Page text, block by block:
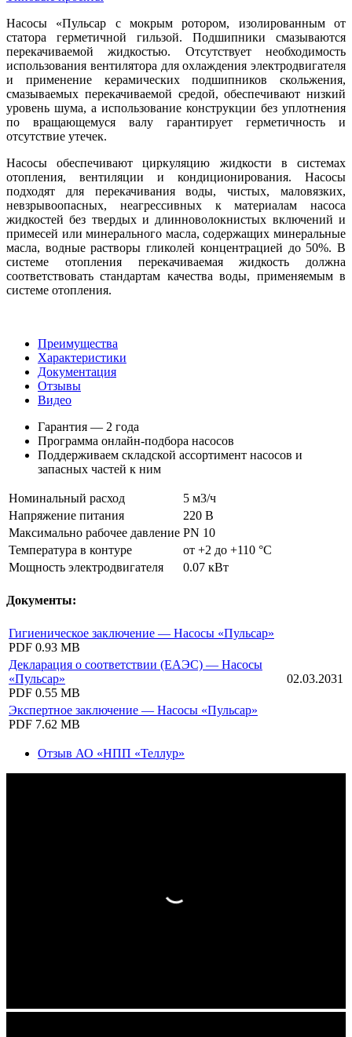
Насосы «Пульсар с мокрым ротором, изолированным от
статора герметичной гильзой. Подшипники смазываются
перекачиваемой жидкостью. Отсутствует необходимость
использования вентилятора для охлаждения электродвигателя
и применение керамических подшипников скольжения,
смазываемых перекачиваемой средой, обеспечивают низкий
уровень шума, а использование конструкции без уплотнения
по вращающемуся валу гарантирует герметичность и
отсутствие утечек.
Насосы обеспечивают циркуляцию жидкости в системах
отопления, вентиляции и кондиционирования. Насосы
подходят для перекачивания воды, чистых, маловязких,
невзрывоопасных, неагрессивных к материалам насоса
жидкостей без твердых и длинноволокнистых включений и
примесей или минерального масла, содержащих минеральные
масла, водные растворы гликолей концентрацией до 50%. В
системе отопления перекачиваемая жидкость должна
соответствовать стандартам качества воды, применяемым в
системе отопления.
Преимущества
Характеристики
Документация
Отзывы
Видео
Гарантия — 2 года
Программа онлайн-подбора насосов
Поддерживаем складской ассортимент насосов и
запасных частей к ним
Номинальный расход
5 м3/ч
Напряжение питания
220 В
Максимально рабочее давление PN 10
Температура в контуре
от +2 до +110 °C
Мощность электродвигателя
0.07 кВт
Документы:
Гигиеническое заключение — Насосы «Пульсар»
PDF 0.93 MB
Декларация о соответствии (ЕАЭС) — Насосы
«Пульсар»
PDF 0.55 MB
02.03.2031
Экспертное заключение — Насосы «Пульсар»
PDF 7.62 MB
Отзыв АО «НПП «Теллур»